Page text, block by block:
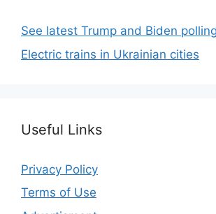
See latest Trump and Biden
Electric trains in Ukrainian cities
Useful Links
Privacy Policy
Terms of Use